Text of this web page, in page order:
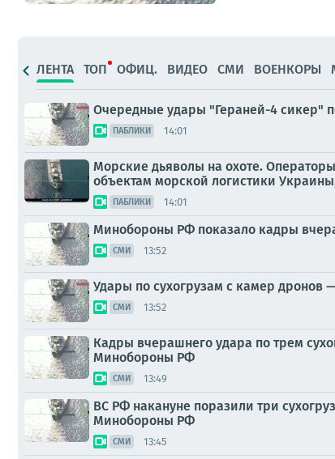
ЛЕНТА ТОП ОФИЦ. ВИДЕО СМИ ВОЕНКОРЫ
Очередные удары "Гераней-4 сикер"
ПАБЛИКИ 14:01
Морские дьяволы на охоте.
объектам морской логистики
ПАБЛИКИ 14:01
Минобороны РФ показало кадры
СМИ 13:52
Удары по сухогрузам с камер дронов
СМИ 13:52
Кадры вчерашнего удара по трем
Минобороны РФ
СМИ 13:49
ВС РФ накануне поразили три
Минобороны РФ
СМИ 13:45